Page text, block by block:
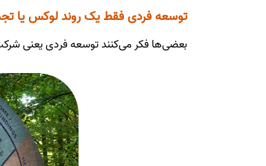
توسعه فردی فقط یک روند لوکس یا
بعضی‌ها فکر می‌کنند توسعه فردی یعنی